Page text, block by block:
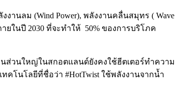
นลม (Wind Power), พลังงานคลื่นสมุทร ( Wave
ยในปี 2030 ที่จะทำให้ 50% ของการบริโภค
ส่วนใหญ่ในสกอตแลนด์ยังคงใช้ฮีตเตอร์ทำความ
คโนโลยีที่ชื่อว่า #HotTwist ใช้พลังงานจากน้ำ